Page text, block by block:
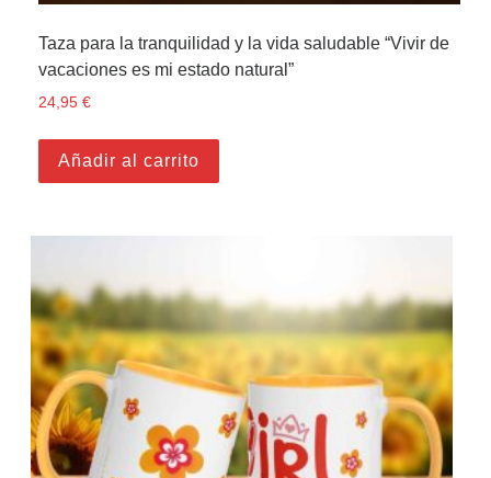
Taza para la tranquilidad y la vida saludable “Vivir de
vacaciones es mi estado natural”
24,95€
Añadir al carrito